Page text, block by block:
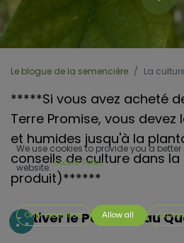
Le blogue de la semencière La
*****Si vous avez acheté
Terre Promise, vous
et humides jusqu'à la
conseils de culture dans la
produit)******
Cultiver le Pawpaw au
We use cookies to provide you a
website. Cookie Policy
Only essentials Allow all